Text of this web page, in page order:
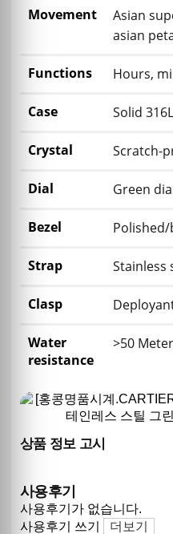
Movement
Asian
asian
Functions Hours,
Case Solid
Crystal Scratch-
Dial Green
Bezel
Strap Stainless
Clasp
Water
resistance
>50
상품 정보 고시
사용후기
사용후기가 없습니다.
사용후기 쓰기
더보기